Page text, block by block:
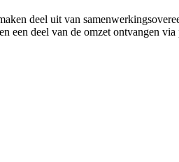
deel uit van
een deel van de omzet ontvangen